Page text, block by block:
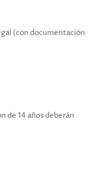
(con documentación
de 14 años deberán